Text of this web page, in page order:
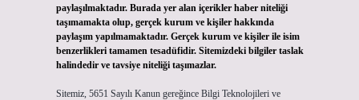
paylaşılmaktadır. Burada yer alan içerikler haber niteliği
taşımamakta olup, gerçek kurum ve kişiler hakkında
paylaşım yapılmamaktadır. Gerçek kurum ve kişiler ile isim
benzerlikleri tamamen tesadüfidir. Sitemizdeki bilgiler taslak
halindedir ve tavsiye niteliği taşımazlar.
Sitemiz, 5651 Sayılı Kanun gereğince Bilgi Teknolojileri ve